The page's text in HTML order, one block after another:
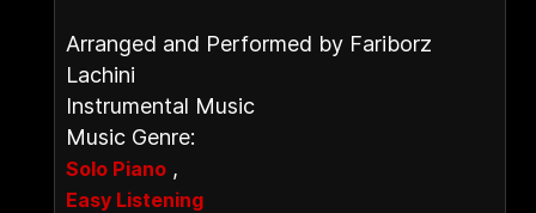
Arranged and Performed by Fariborz
Lachini
Instrumental Music
Music Genre:
Solo Piano ,
Easy Listening